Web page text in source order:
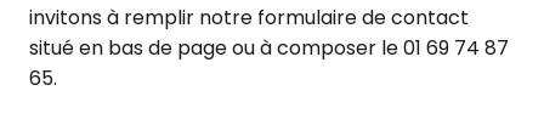
invitons à remplir notre formulaire de contact
situé en bas de page ou à composer le 01 69 74 87
65.